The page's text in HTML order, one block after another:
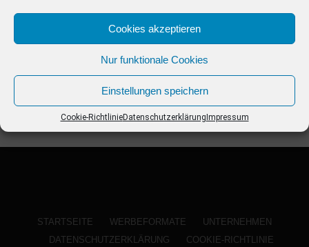
Cookies akzeptieren
Nur funktionale Cookies
Einstellungen speichern
Cookie-RichtlinieDatenschutzerklärung Impressum
STARTSEITE WERBEFORMATE
UNTERNEHMEN
DATENSCHUTZERKLÄRUNG
COOKIE-RICHTLINIE